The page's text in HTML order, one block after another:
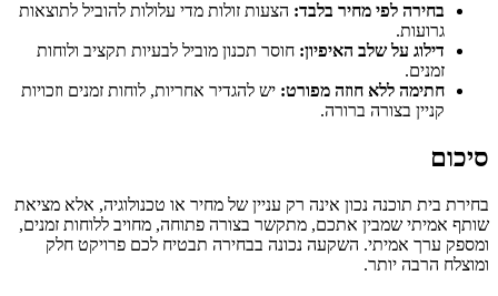
בחירה לפי מחיר בלבד: הצעות זולות מדי עלולות להוביל לתוצאות
גרועות.
דילוג על שלב האיפיון: חוסר תכנון מוביל לבעיות תקציב ולוחות
זמנים.
חתימה ללא חוזה מפורט: יש להגדיר אחריות, לוחות זמנים וזכויות
קניין בצורה ברורה.
סיכום
בחירת בית תוכנה נכון אינה רק עניין של מחיר או טכנולוגיה, אלא מציאת
שותף אמיתי שמבין אתכם, מתקשר בצורה פתוחה, מחויב ללוחות זמנים,
ומספק ערך אמיתי. השקעה נכונה בבחירה תבטיח לכם פרויקט חלק
ומוצלח הרבה יותר.